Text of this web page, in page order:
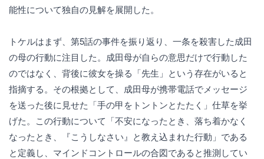
能性について独自の見解を展開した。
トケルはまず、第5話の事件を振り返り、一条を殺害した成田
の母の行動に注目した。成田母が自らの意思だけで行動した
のではなく、背後に彼女を操る「先生」という存在がいると
指摘する。その根拠として、成田母が携帯電話でメッセージ
を送った後に見せた「手の甲をトントンとたたく」仕草を挙
げた。この行動について「不安になったとき、落ち着かなく
なったとき、『こうしなさい』と教え込まれた行動」である
と定義し、マインドコントロールの合図であると推測してい